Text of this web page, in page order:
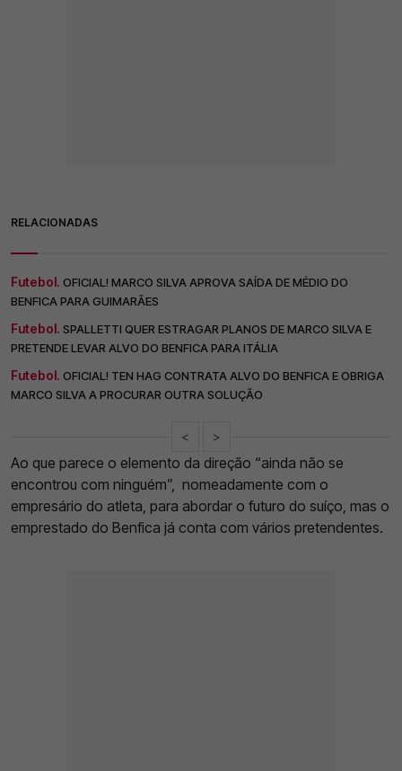
RELACIONADAS
Futebol. OFICIAL! MARCO SILVA APROVA SAÍDA DE MÉDIO DO
BENFICA PARA GUIMARÃES
Futebol. SPALLETTI QUER ESTRAGAR PLANOS DE MARCO SILVA E
PRETENDE LEVAR ALVO DO BENFICA PARA ITÁLIA
Futebol. OFICIAL! TEN HAG CONTRATA ALVO DO BENFICA E OBRIGA
MARCO SILVA A PROCURAR OUTRA SOLUÇÃO
< >
Ao que parece o elemento da direção “ainda não se
encontrou com ninguém”, nomeadamente com o
empresário do atleta, para abordar o futuro do suíço, mas o
emprestado do Benfica já conta com vários pretendentes.